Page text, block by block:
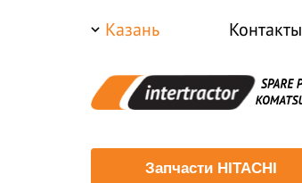
Казань Контакты
Запчасти HITACHI